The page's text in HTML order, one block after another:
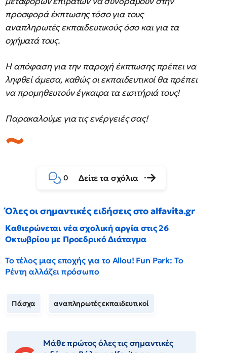
προσφορά έκπτωσης τόσο για τους
αναπληρωτές εκπαιδευτικούς όσο και για τα
οχήματά τους.
Η απόφαση για την παροχή έκπτωσης πρέπει να
ληφθεί άμεσα, καθώς οι εκπαιδευτικοί θα πρέπει
να προμηθευτούν έγκαιρα τα εισιτήριά τους!
Παρακαλούμε για τις ενέργειές σας!
0 Δείτε τα σχόλια
Όλες οι σημαντικές ειδήσεις στο alfavita.gr
Καθιερώνεται νέα σχολική αργία στις 26
Οκτωβρίου με Προεδρικό Διάταγμα
Το τέλος μιας εποχής για το Allou! Fun Park: Το
Ρέντη αλλάζει πρόσωπο
Πάσχα αναπληρωτές εκπαιδευτικοί
Μάθε πρώτος όλες τις σημαντικές